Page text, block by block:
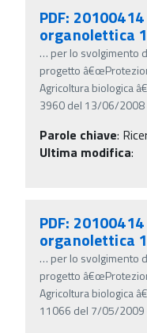
PDF:
organolettica
… per lo svolgimento
progetto
Agricoltura biologica
3960 del 13/06/2008
Parole chiave:
Ultima modifica:
PDF:
organolettica
… per lo svolgimento
progetto
Agricoltura biologica
11066 del 7/05/2009